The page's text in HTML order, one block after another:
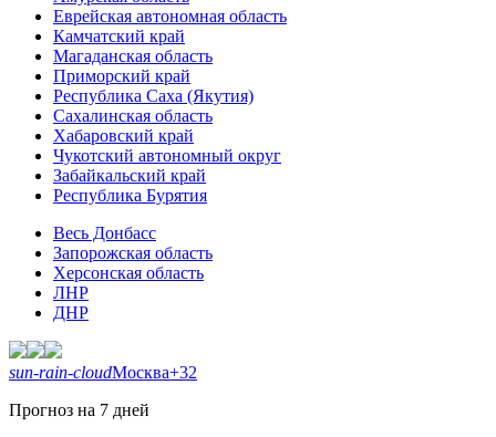
Еврейская автономная область
Камчатский край
Магаданская область
Приморский край
Республика Саха (Якутия)
Сахалинская область
Хабаровский край
Чукотский автономный округ
Забайкальский край
Республика Бурятия
Весь Донбасс
Запорожская область
Херсонская область
ЛНР
ДНР
sun-rain-cloudМосква+32
Прогноз на 7 дней